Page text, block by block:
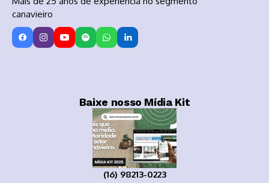
canavieiro
Baixe nosso Mídia Kit
(16) 98213-0223